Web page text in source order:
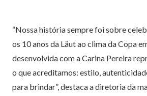
“Nossa história sempre foi sobre
os 10 anos da Läut ao clima da Copa
desenvolvida com a Carina Pereira
o que acreditamos: estilo,
para brindar”, destaca a diretoria da